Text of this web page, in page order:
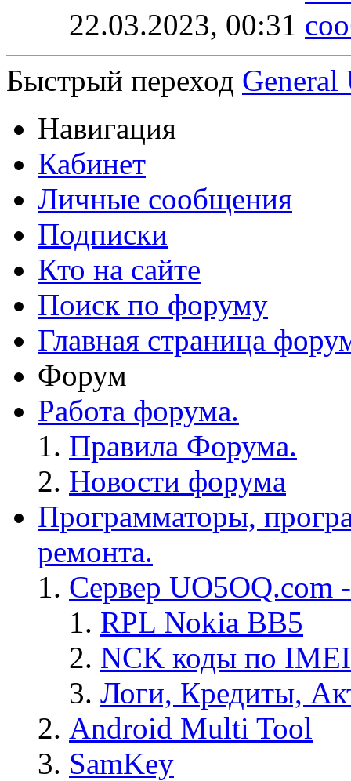
22.03.2023, 00:31
Быстрый переход General
Навигация
Кабинет
Личные сообщения
Подписки
Кто на сайте
Поиск по форуму
Главная страница
Форум
Работа форума.
Правила Форума.
Новости форума
Программаторы,
ремонта.
Сервер
RPL Nokia BB5
NCK коды по IMEI
Логи, Кредиты,
Android Multi Tool
SamKey